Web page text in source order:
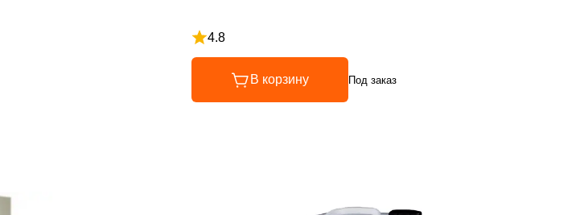
4.8
Рейтинг 4.8 из 5
В корзину Под заказ